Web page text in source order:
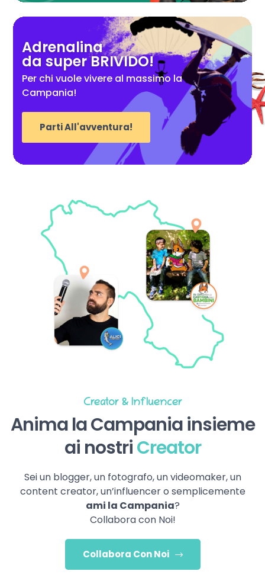
Adrenalina
da super BRIVIDO!
Per chi vuole vivere al massimo la
Campania!
Parti All'avventura!
Creator & Influencer
Anima la Campania insieme
ai nostriCreator
Sei un blogger, un fotografo, un videomaker, un
content creator, un’influencer o semplicemente
ami la Campania?
Collabora con Noi!
Collabora Con Noi